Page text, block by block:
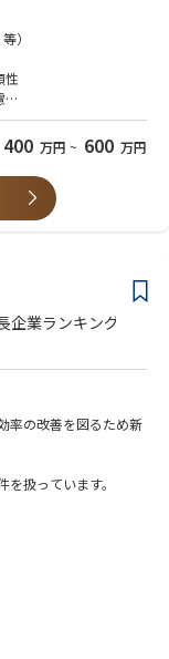
文含む）
作成・レビュー支援
作成
）
性
業経験
の経験
力
400 万円 ~ 600 万円
企業ランキング
率の改善を図るため新
扱っています。
パート、区分マンシ
募集しております。